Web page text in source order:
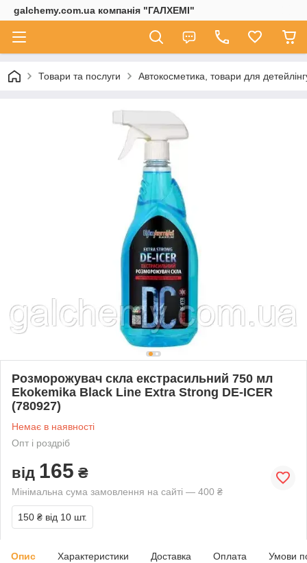
galchemy.com.ua компанія "ГАЛХЕМІ"
Товари та послуги Автокосметика, товари для
Розморожувач скла екстрасильний 750 мл
Ekokemika Black Line Extra Strong DE-ICER
(780927)
Немає в наявності
Опт і роздріб
від 165 ₴
Мінімальна сума замовлення на сайті — 400 ₴
150 ₴ від 10 шт.
Опис Характеристики Доставка Оплата Умови